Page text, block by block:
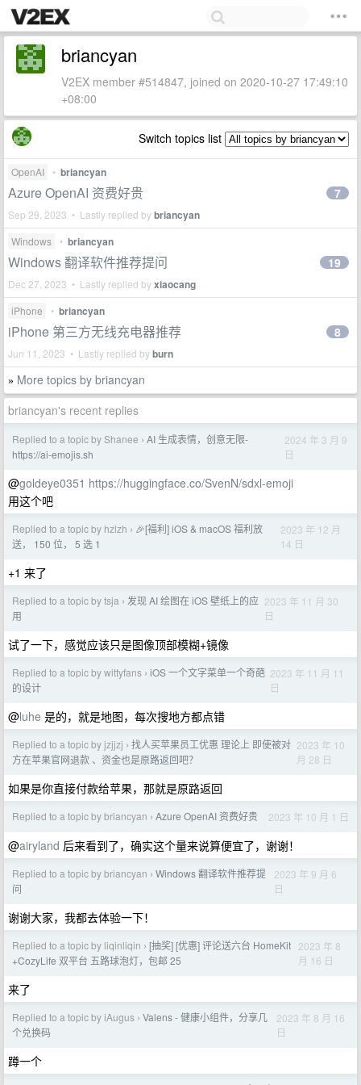
briancyan
V2EX member #514847, joined on 2020-10-27 17:49:10
+08:00
Switch topics list
OpenAI • briancyan
Azure OpenAI 资费好贵
Sep 29, 2023 • Lastly replied bybriancyan
7
Windows • briancyan
Windows 翻译软件推荐提问
Dec 27, 2023 • Lastly replied byxiaocang
19
iPhone • briancyan
iPhone 第三方无线充电器推荐
Jun 11, 2023 • Lastly replied byburn
8
» More topics by briancyan
briancyan's recent replies
Replied to a topic by Shanee › AI 生成表情，创意无限-
https://ai-emojis.sh
2024 年 3 月 9
日
@goldeye0351 https://huggingface.co/SvenN/sdxl-emoji
用这个吧
Replied to a topic by hzlzh › 🎉[福利] iOS & macOS 福利放
送， 150 位， 5 选 1
2023 年 12 月
14 日
+1 来了
Replied to a topic by tsja › 发现 AI 绘图在 iOS 壁纸上的应
用
2023 年 11 月 30
日
试了一下，感觉应该只是图像顶部模糊+镜像
Replied to a topic by wittyfans › iOS 一个文字菜单一个奇葩
的设计
2023 年 11 月 11
日
@luhe 是的，就是地图，每次搜地方都点错
Replied to a topic by jzjjzj › 找人买苹果员工优惠 理论上 即使被对
方在苹果官网退款 、资金也是原路返回吧？
2023 年 10
月 28 日
如果是你直接付款给苹果，那就是原路返回
Replied to a topic by briancyan › Azure OpenAI 资费好贵 2023 年 10 月 1 日
@airyland 后来看到了，确实这个量来说算便宜了，谢谢！
Replied to a topic by briancyan › Windows 翻译软件推荐提
问
2023 年 9 月 6
日
谢谢大家，我都去体验一下！
Replied to a topic by liqinliqin › [抽奖] [优惠] 评论送六台 HomeKit
+CozyLife 双平台 五路球泡灯，包邮 25
2023 年 8
月 16 日
来了
Replied to a topic by iAugus › Valens - 健康小组件，分享几
个兑换码
2023 年 8 月 16
日
蹲一个